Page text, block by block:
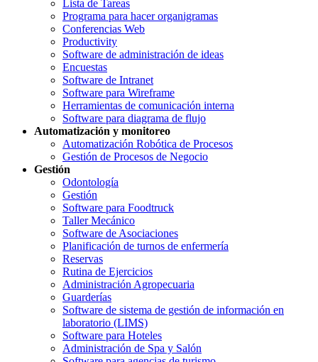
Lista de Tareas
Programa para hacer organigramas
Conferencias Web
Productivity
Software de administración de ideas
Encuestas
Software de Intranet
Software para Wireframe
Herramientas de comunicación interna
Software para diagrama de flujo
Automatización y monitoreo
Automatización Robótica de Procesos
Gestión de Procesos de Negocio
Gestión
Odontología
Gestión
Software para Foodtruck
Taller Mecánico
Software de Asociaciones
Planificación de turnos de enfermería
Reservas
Rutina de Ejercicios
Administración Agropecuaria
Guarderías
Software de sistema de gestión de información en
laboratorio (LIMS)
Software para Hoteles
Administración de Spa y Salón